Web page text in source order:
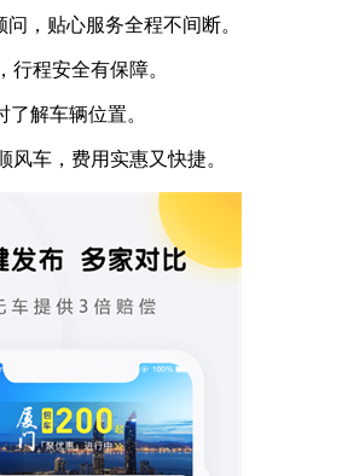
，贴心服务全程不间断。
程安全有保障。
解车辆位置。
车，费用实惠又快捷。